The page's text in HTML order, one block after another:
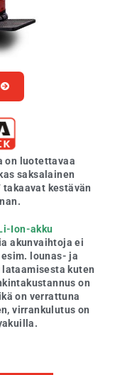
on luotettavaa
saksalainen
kestävän
Ion-akku
akunvaihtoja ei
lounas- ja
kuten
on
on verrattuna
virrankulutus on